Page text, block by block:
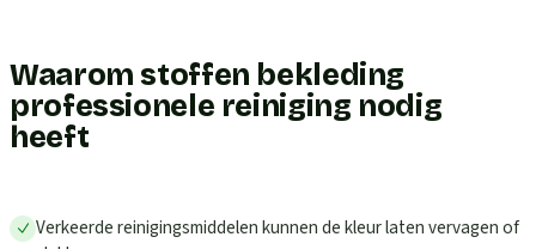
Waarom stoffen bekleding
professionele reiniging nodig
heeft
Verkeerde reinigingsmiddelen kunnen de kleur laten vervagen of